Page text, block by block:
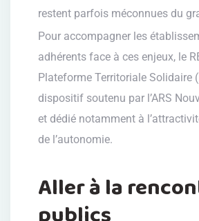
restent parfois méconnues du
Pour accompagner les
adhérents face à ces enjeux, le
Plateforme Territoriale Solidaire
dispositif soutenu par l’ARS
et dédié notamment à
de l’autonomie.
Aller à la